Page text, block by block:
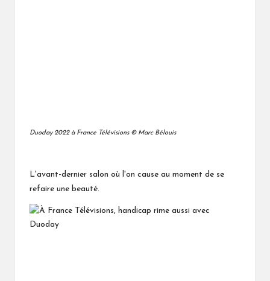
Duoday 2022 à France Télévisions © Marc Bélouis
L'avant-dernier salon où l'on cause au moment de se
refaire une beauté.